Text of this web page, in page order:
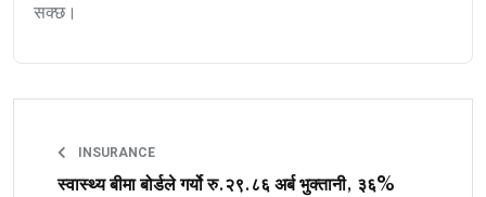
सक्छ।
INSURANCE
स्वास्थ्य बीमा बोर्डले गर्यो रु.२९.८६ अर्ब भुक्तानी, ३६%